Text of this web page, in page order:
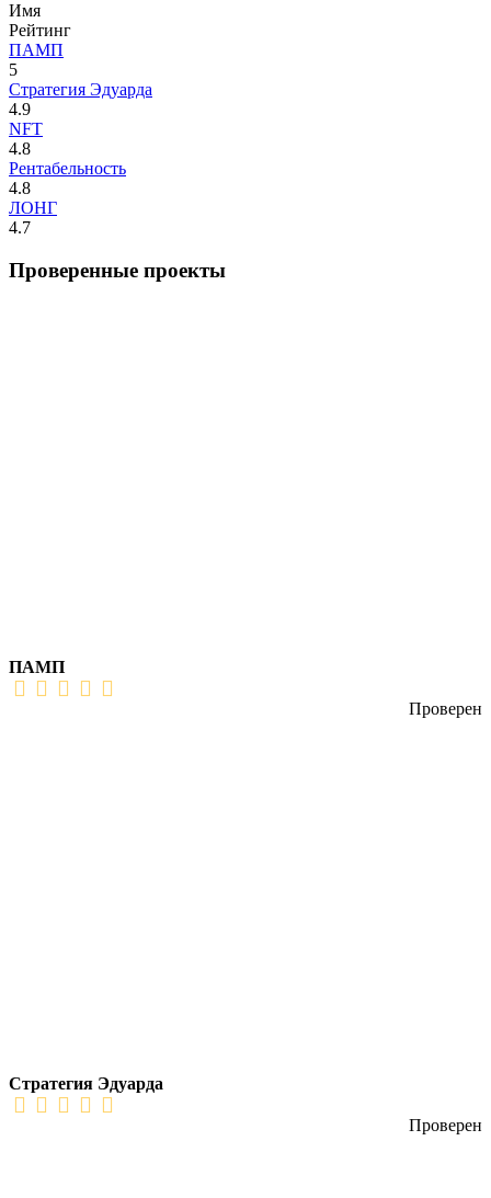
Имя
Рейтинг
ПАМП
5
Стратегия Эдуарда
4.9
NFT
4.8
Рентабельность
4.8
ЛОНГ
4.7
Проверенные проекты
ПАМП
Проверен
Стратегия Эдуарда
Проверен